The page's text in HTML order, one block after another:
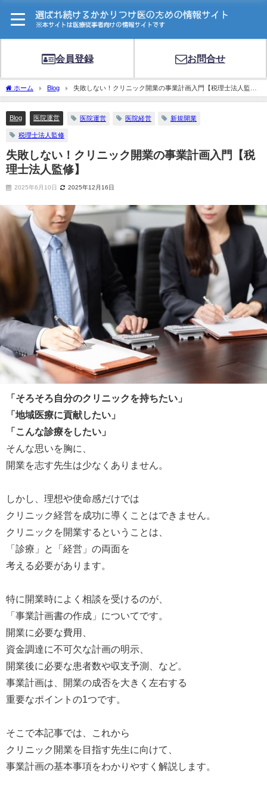
会員登録 お問合せ
ホーム Blog
失敗しない！クリニック開業の事業計画入門【税理士法人監
修】
Blog 医院運営 医院運営 医院経営 新規開業
税理士法人監修
失敗しない！クリニック開業の事業計画入門【税
理士法人監修】
2025年6月10日 2025年12月16日
「そろそろ自分のクリニックを持ちたい」
「地域医療に貢献したい」
「こんな診療をしたい」
そんな思いを胸に、
開業を志す先生は少なくありません。
しかし、理想や使命感だけでは
クリニック経営を成功に導くことはできません。
クリニックを開業するということは、
「診療」と「経営」の両面を
考える必要があります。
特に開業時によく相談を受けるのが、
「事業計画書の作成」についてです。
開業に必要な費用、
資金調達に不可欠な計画の明示、
開業後に必要な患者数や収支予測、など。
事業計画は、開業の成否を大きく左右する
重要なポイントの1つです。
そこで本記事では、これから
クリニック開業を目指す先生に向けて、
事業計画の基本事項をわかりやすく解説します。